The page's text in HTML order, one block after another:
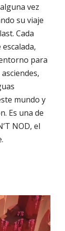
vez
su viaje
Cada
para
mundo y
Es una de
NOD, el